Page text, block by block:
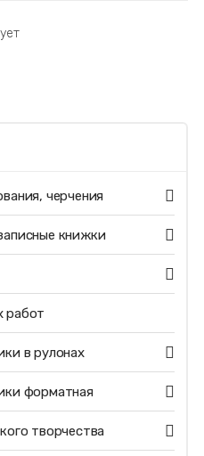
черчения
книжки
работ
в рулонах
форматная
творчества